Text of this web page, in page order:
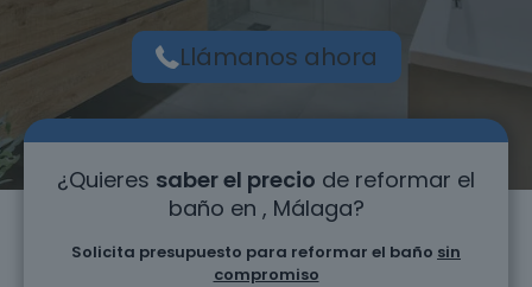
Llámanos ahora
¿Quieres saber el precio de reformar el
baño en , Málaga?
Solicita presupuesto para reformar el baño sin
compromiso